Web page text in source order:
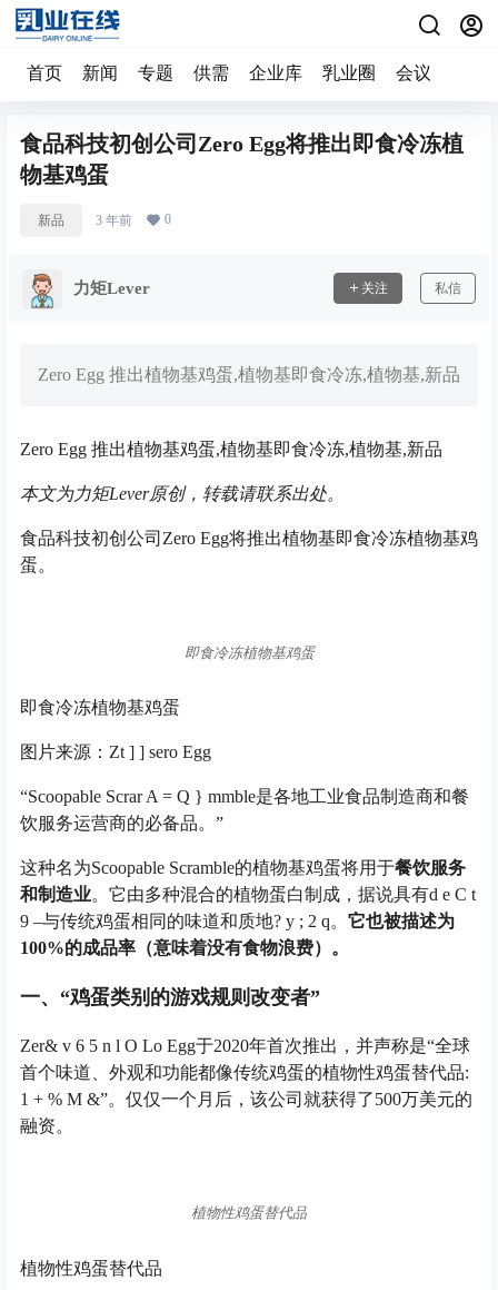
首页 新闻 专题 供需 企业库 乳业圈 会议
食品科技初创公司Zero Egg将推出即食冷冻植
物基鸡蛋
新品 3 年前 0
力矩Lever 关注 私信
Zero Egg 推出植物基鸡蛋,植物基即食冷冻,植物基,新品
Zero Egg 推出植物基鸡蛋,植物基即食冷冻,植物基,新品
本文为力矩Lever原创， 转载请联系出处。
食品科技初创公司Zero Egg将推出植物基即食冷冻植物基鸡
蛋。
即食冷冻植物基鸡蛋
即食冷冻植物基鸡蛋
图片来源：Zt ] ] sero Egg
“Scoopable Scrar A = Q } mmble是各地工业食品制造商和餐
饮服务运营商的必备品。”
这种名为Scoopable Scramble的植物基鸡蛋将用于餐饮服务
和制造业。它由多种混合的植物蛋白制成，据说具有d e C t
9 –与传统鸡蛋相同的味道和质地? y ; 2 q。 它也被描述为
100%的成品率（意味着没有食物浪费）。
一、“鸡蛋类别的游戏规则改变者”
Zer& v 6 5 n l O Lo Egg于2020年首次推出，并声称是“全球
首个味道、外观和功能都像传统鸡蛋的植物性鸡蛋替代品:
1 + % M &”。仅仅一个月后，该公司就获得了500万美元的
融资。
植物性鸡蛋替代品
植物性鸡蛋替代品